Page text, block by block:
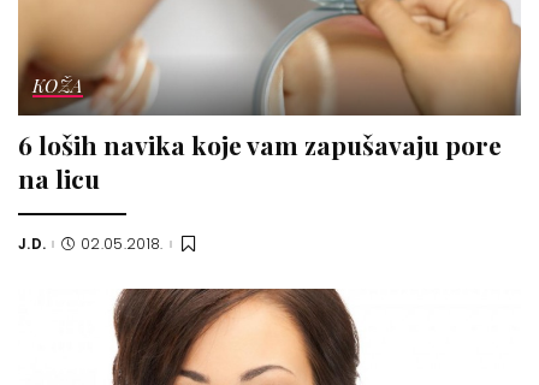
KOŽA
6 loših navika koje vam zapušavaju pore
na licu
Posted
J.D. 02.05.2018.